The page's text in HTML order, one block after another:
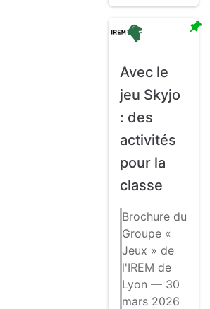
Avec le
jeu Skyjo
: des
activités
pour la
classe
Brochure du
Groupe «
Jeux » de
l'IREM de
Lyon — 30
mars 2026